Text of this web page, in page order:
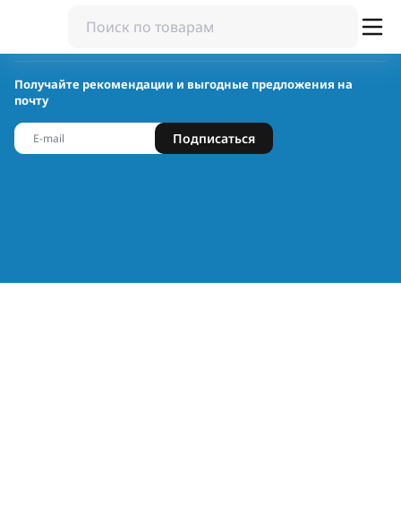
Получайте рекомендации и выгодные предложения на
почту
Подписаться